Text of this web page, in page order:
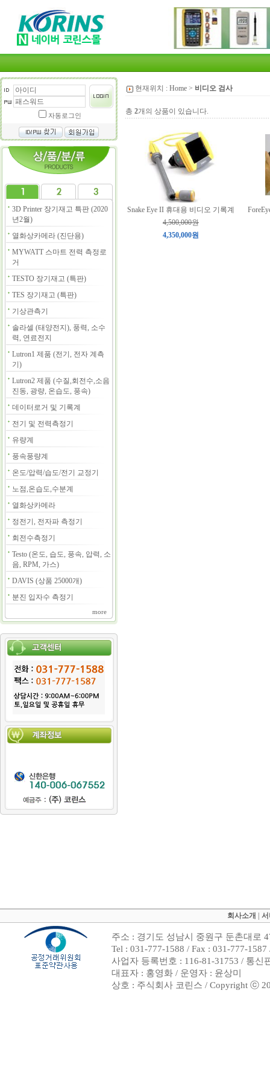
자동로그인
3D Printer 장기재고 특판 (2020
년2월)
열화상카메라 (진단용)
MYWATT 스마트 전력 측정로
거
TESTO 장기재고 (특판)
TES 장기재고 (특판)
기상관측기
솔라셀 (태양전지), 풍력, 소수
력, 연료전지
Lutron1 제품 (전기, 전자 계측
기)
Lutron2 제품 (수질,회전수,소음
진동, 광량, 온습도, 풍속)
데이터로거 및 기록계
전기 및 전력측정기
유량계
풍속풍량계
온도/압력/습도/전기 교정기
노점,온습도,수분계
열화상카메라
정전기, 전자파 측정기
회전수측정기
Testo (온도, 습도, 풍속, 압력, 소
음, RPM, 가스)
DAVIS (상품 25000개)
분진 입자수 측정기
more
현재위치 : Home > 비디오 검사
총 2개의 상품이 있습니다.
Snake Eye II 휴대용 비디오 기록계
4,500,000원
4,350,000원
회사소개
주소 : 경기도 성남시 중원구 둔촌대로
Tel : 031-777-1588 / Fax : 031-777-
사업자 등록번호 : 116-81-31753 / 통신
대표자 : 홍영화 / 운영자 : 윤상미
상호 : 주식회사 코린스 / Copyright ⓒ